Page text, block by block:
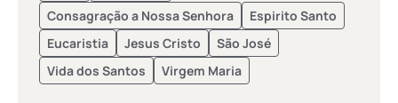
Consagração a Nossa Senhora
Espirito Santo
Eucaristia
Jesus Cristo
São José
Vida dos Santos
Virgem Maria